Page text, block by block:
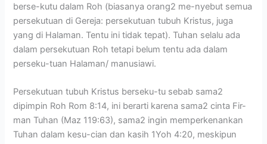
berse-kutu dalam Roh (biasanya orang2 me-nyebut semua
persekutuan di Gereja: persekutuan tubuh Kristus, juga
yang di Halaman. Tentu ini tidak tepat). Tuhan selalu ada
dalam persekutuan Roh tetapi belum tentu ada dalam
perseku-tuan Halaman/ manusiawi.
Persekutuan tubuh Kristus berseku-tu sebab sama2
dipimpin Roh Rom 8:14, ini berarti karena sama2 cinta Fir-
man Tuhan (Maz 119:63), sama2 ingin memperkenankan
Tuhan dalam kesu-cian dan kasih 1Yoh 4:20, meskipun